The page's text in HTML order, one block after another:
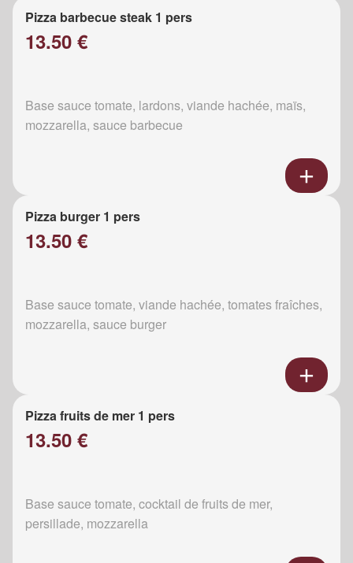
Pizza barbecue steak 1 pers
13.50 €
Base sauce tomate, lardons, viande hachée, maïs,
mozzarella, sauce barbecue
Pizza burger 1 pers
13.50 €
Base sauce tomate, viande hachée, tomates fraîches,
mozzarella, sauce burger
Pizza fruits de mer 1 pers
13.50 €
Base sauce tomate, cocktail de fruits de mer,
persillade, mozzarella